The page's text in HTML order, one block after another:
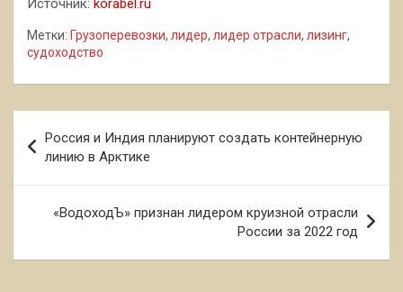
Источник: korabel.ru
Метки: Грузоперевозки, лидер, лидер отрасли, лизинг,
судоходство
по
записям
Россия и Индия планируют создать контейнерную
линию в Арктике
«ВодоходЪ» признан лидером круизной отрасли
России за 2022 год